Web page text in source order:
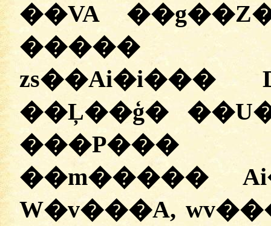
��VA
�����
zs��Ai�i���
��Ļ��ģ�
���P���
��m�����
W�v���A,